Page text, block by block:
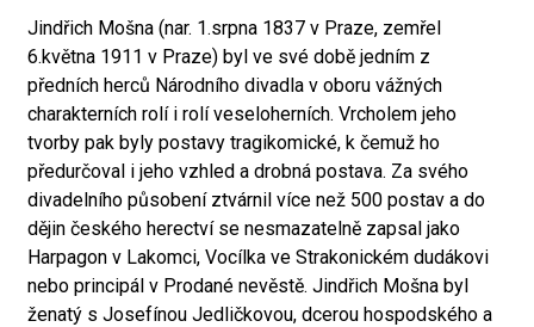
Jindřich Mošna (nar. 1.srpna 1837 v Praze, zemřel
6.května 1911 v Praze) byl ve své době jedním z
předních herců Národního divadla v oboru vážných
charakterních rolí i rolí veseloherních. Vrcholem jeho
tvorby pak byly postavy tragikomické, k čemuž ho
předurčoval i jeho vzhled a drobná postava. Za svého
divadelního působení ztvárnil více než 500 postav a do
dějin českého herectví se nesmazatelně zapsal jako
Harpagon v Lakomci, Vocílka ve Strakonickém dudákovi
nebo principál v Prodané nevěstě. Jindřich Mošna byl
ženatý s Josefínou Jedličkovou, dcerou hospodského a